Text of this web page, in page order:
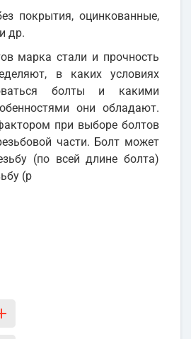
покрытия, оцинкованные,
др.
марка стали и прочность
в каких условиях
болты и какими
они обладают.
при выборе болтов
части. Болт может
(по всей длине болта)
(р